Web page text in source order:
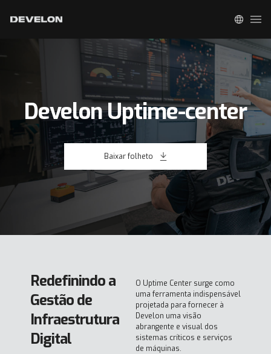
Develon Uptime-center
Baixar folheto
Redefinindo a
Gestão de
Infraestrutura
Digital
O Uptime Center surge como
uma ferramenta indispensável
projetada para fornecer à
Develon uma visão
abrangente e visual dos
sistemas críticos e serviços
de máquinas.